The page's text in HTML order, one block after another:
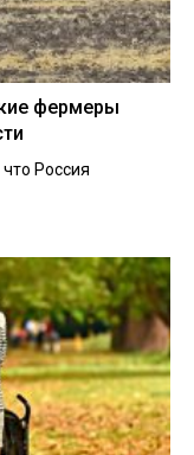
фермеры
Россия